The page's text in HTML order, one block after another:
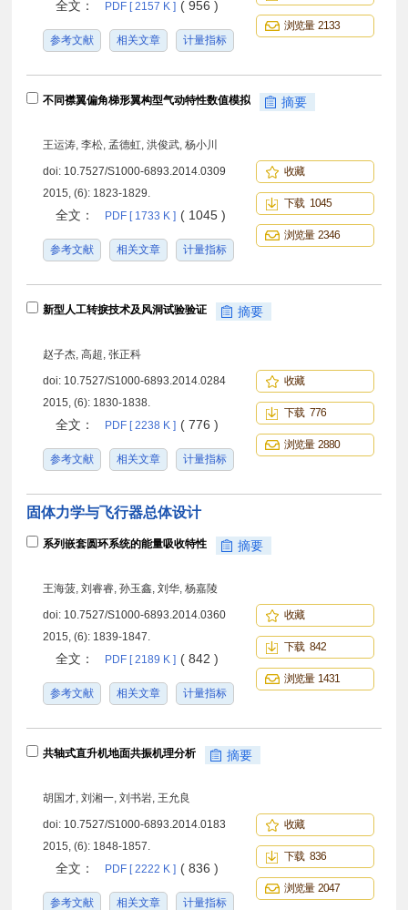
全文： PDF [ 2157 K ] ( 956 )
参考文献 相关文章 计量指标
浏览量 2133
不同襟翼偏角梯形翼构型气动特性数值模拟 摘要
王运涛, 李松, 孟德虹, 洪俊武, 杨小川
doi: 10.7527/S1000-6893.2014.0309
2015, (6): 1823-1829.
全文： PDF [ 1733 K ] ( 1045 )
参考文献 相关文章 计量指标
收藏
下载 1045
浏览量 2346
新型人工转捩技术及风洞试验验证 摘要
赵子杰, 高超, 张正科
doi: 10.7527/S1000-6893.2014.0284
2015, (6): 1830-1838.
全文： PDF [ 2238 K ] ( 776 )
参考文献 相关文章 计量指标
收藏
下载 776
浏览量 2880
固体力学与飞行器总体设计
系列嵌套圆环系统的能量吸收特性 摘要
王海菠, 刘睿睿, 孙玉鑫, 刘华, 杨嘉陵
doi: 10.7527/S1000-6893.2014.0360
2015, (6): 1839-1847.
全文： PDF [ 2189 K ] ( 842 )
参考文献 相关文章 计量指标
收藏
下载 842
浏览量 1431
共轴式直升机地面共振机理分析 摘要
胡国才, 刘湘一, 刘书岩, 王允良
doi: 10.7527/S1000-6893.2014.0183
2015, (6): 1848-1857.
全文： PDF [ 2222 K ] ( 836 )
参考文献 相关文章 计量指标
收藏
下载 836
浏览量 2047